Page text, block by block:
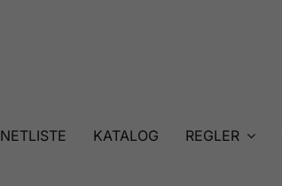
NETLISTE KATALOG REGLER